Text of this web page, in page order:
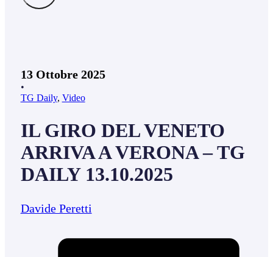
13 Ottobre 2025
•
TG Daily, Video
IL GIRO DEL VENETO
ARRIVA A VERONA – TG
DAILY 13.10.2025
Davide Peretti